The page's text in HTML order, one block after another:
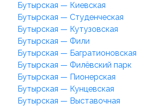
Бутырская — Киевская
Бутырская — Студенческая
Бутырская — Кутузовская
Бутырская — Фили
Бутырская — Багратионовская
Бутырская — Филёвский парк
Бутырская — Пионерская
Бутырская — Кунцевская
Бутырская — Выставочная